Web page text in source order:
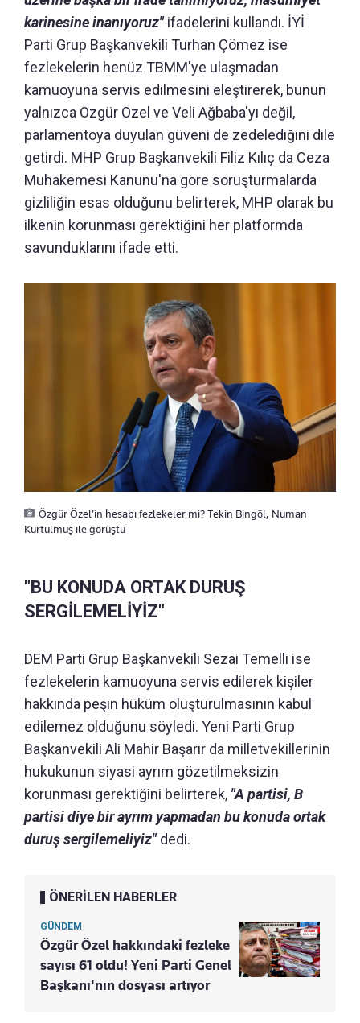
karinesine inanıyoruz"ifadelerini kullandı. İYİ
Parti Grup Başkanvekili Turhan Çömez ise
fezlekelerin henüz TBMM'ye ulaşmadan
kamuoyuna servis edilmesini eleştirerek, bunun
yalnızca Özgür Özel ve Veli Ağbaba'yı değil,
parlamentoya duyulan güveni de zedelediğini dile
getirdi. MHP Grup Başkanvekili Filiz Kılıç da Ceza
Muhakemesi Kanunu'na göre soruşturmalarda
gizliliğin esas olduğunu belirterek, MHP olarak bu
ilkenin korunması gerektiğini her platformda
savunduklarını ifade etti.
Özgür Özel’in hesabı fezlekeler mi? Tekin Bingöl, Numan
Kurtulmuş ile görüştü
"BU KONUDA ORTAK DURUŞ
SERGİLEMELİYİZ"
DEM Parti Grup Başkanvekili Sezai Temelli ise
fezlekelerin kamuoyuna servis edilerek kişiler
hakkında peşin hüküm oluşturulmasının kabul
edilemez olduğunu söyledi. Yeni Parti Grup
Başkanvekili Ali Mahir Başarır da milletvekillerinin
hukukunun siyasi ayrım gözetilmeksizin
korunması gerektiğini belirterek, "A partisi, B
partisi diye bir ayrım yapmadan bu konuda ortak
duruş sergilemeliyiz"dedi.
ÖNERİLEN HABERLER
GÜNDEM
Özgür Özel hakkındaki fezleke
sayısı 61 oldu! Yeni Parti Genel
Başkanı'nın dosyası artıyor